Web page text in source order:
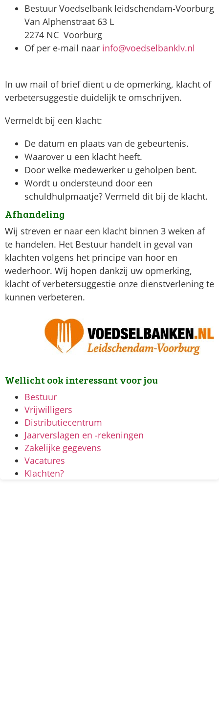
Bestuur Voedselbank leidschendam-Voorburg
Van Alphenstraat 63 L
2274 NC Voorburg
Of per e-mail naar info@voedselbanklv.nl
In uw mail of brief dient u de opmerking, klacht of
verbetersuggestie duidelijk te omschrijven.
Vermeldt bij een klacht:
De datum en plaats van de gebeurtenis.
Waarover u een klacht heeft.
Door welke medewerker u geholpen bent.
Wordt u ondersteund door een
schuldhulpmaatje? Vermeld dit bij de klacht.
Afhandeling
Wij streven er naar een klacht binnen 3 weken af
te handelen. Het Bestuur handelt in geval van
klachten volgens het principe van hoor en
wederhoor. Wij hopen dankzij uw opmerking,
klacht of verbetersuggestie onze dienstverlening te
kunnen verbeteren.
Wellicht ook interessant voor jou
Bestuur
Vrijwilligers
Distributiecentrum
Jaarverslagen en -rekeningen
Zakelijke gegevens
Vacatures
Klachten?